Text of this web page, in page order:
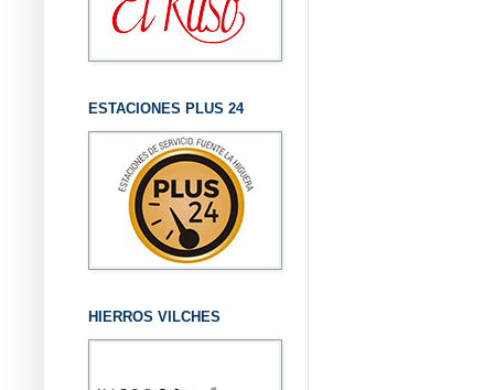
ESTACIONES PLUS 24
HIERROS VILCHES